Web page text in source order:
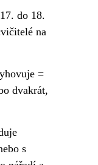
do 18.
na
=
dvakrát,
s